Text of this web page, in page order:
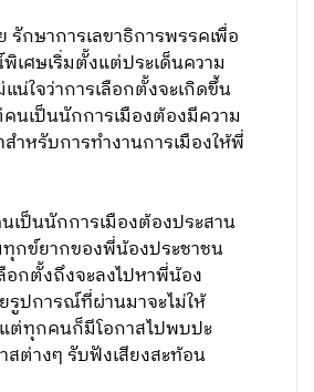
รักษาการเลขาธิการพรรคเพื่อ
เศษเริ่มตั้งแต่ประเด็นความ
น่ใจว่าการเลือกตั้งจะเกิดขึ้น
น​เป็นนักการเมืองต้องมีความ
ำหรับการทำงานการเมืองให้พี่
เป็นนักการเมืองต้องประสาน
ทุกข์ยากของพี่น้องประชาชน
อกตั้งถึงจะลงไปหาพี่น้อง
รูปการณ์ที่ผ่านมาจะไม่ให้
ต่ทุกคนก็มีโอกาสไปพบปะ
สต่างๆ รับฟังเสียงสะท้อน